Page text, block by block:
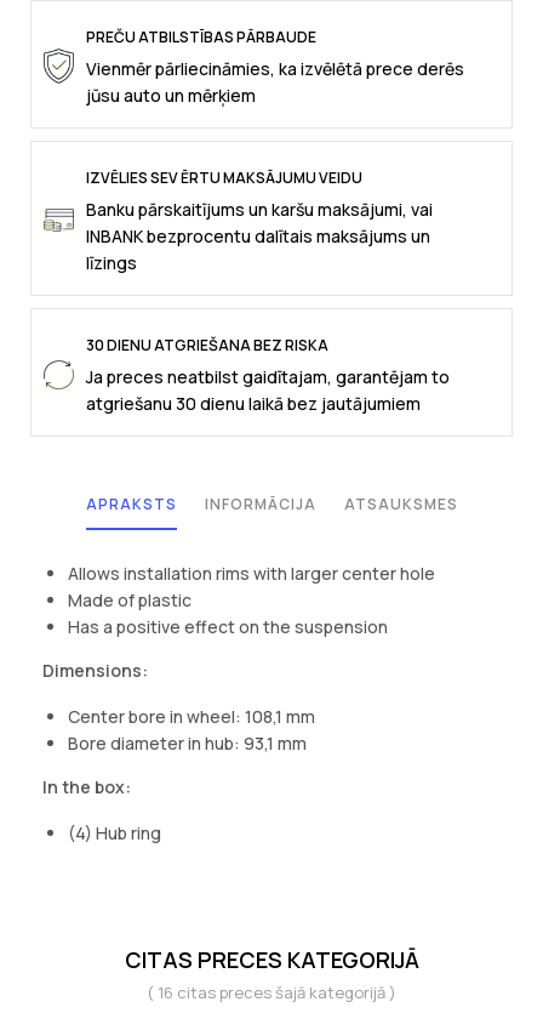
PREČU ATBILSTĪBAS PĀRBAUDE
Vienmēr pārliecināmies, ka izvēlētā prece derēs
jūsu auto un mērķiem
IZVĒLIES SEV ĒRTU MAKSĀJUMU VEIDU
Banku pārskaitījums un karšu maksājumi, vai
INBANK bezprocentu dalītais maksājums un
līzings
30 DIENU ATGRIEŠANA BEZ RISKA
Ja preces neatbilst gaidītajam, garantējam to
atgriešanu 30 dienu laikā bez jautājumiem
APRAKSTS INFORMĀCIJA ATSAUKSMES
Allows installation rims with larger center hole
Made of plastic
Has a positive effect on the suspension
Dimensions:
Center bore in wheel: 108,1 mm
Bore diameter in hub: 93,1 mm
In the box:
(4) Hub ring
CITAS PRECES KATEGORIJĀ
( 16 citas preces šajā kategorijā )